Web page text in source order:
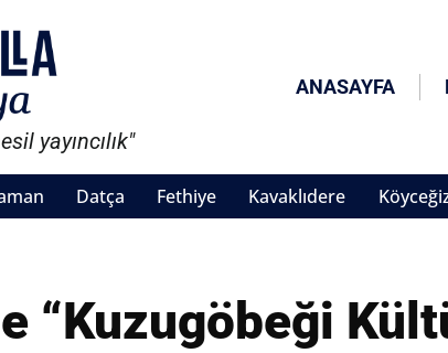
yayıncılık"
ANASAYFA
Datça Fethiye Kavaklıdere
“Kuzugöbeği